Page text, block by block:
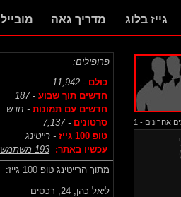
גייז בלוג מדריך גאה מובייל
אחרונים - 1
פרופילים:
כולם - 11,942
חדשים תוך שבוע - 187
חדשים עם תמונות - חדש
סרטונים - 7,137
טופ 100 גייז
- רייטינג
עכשיו באתר: 193 משתמשים
מתוך הרייטינג טופ 100 גייז:
ליאל כהן, 24, רכסים